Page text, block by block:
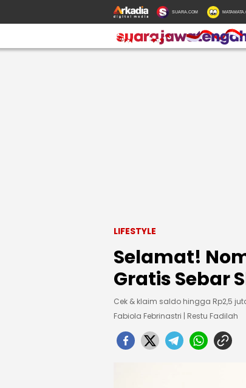
SUARA.COM
LIFESTYLE
Selamat!
Gratis Sebar
Cek & klaim saldo hingga Rp2,5
Fabiola Febrinastri | Restu Fadilah